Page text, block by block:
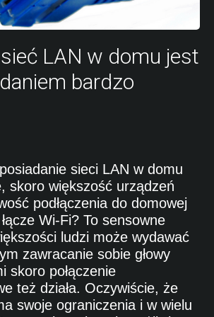
LAN w domu jest
bardzo
sieci LAN w domu
skoro większość urządzeń
podłączenia do domowej
Wi-Fi? To sensowne
ludzi może wydawać
zawracanie sobie głowy
skoro połączenie
też działa. Oczywiście, że
swoje ograniczenia i w wielu